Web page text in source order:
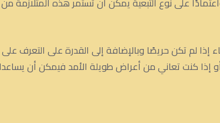
لم تكن حريصًا وبالإضافة إلى القدرة على التعرف
إذا كنت تعاني من أعراض طويلة الأمد فيمكن أن